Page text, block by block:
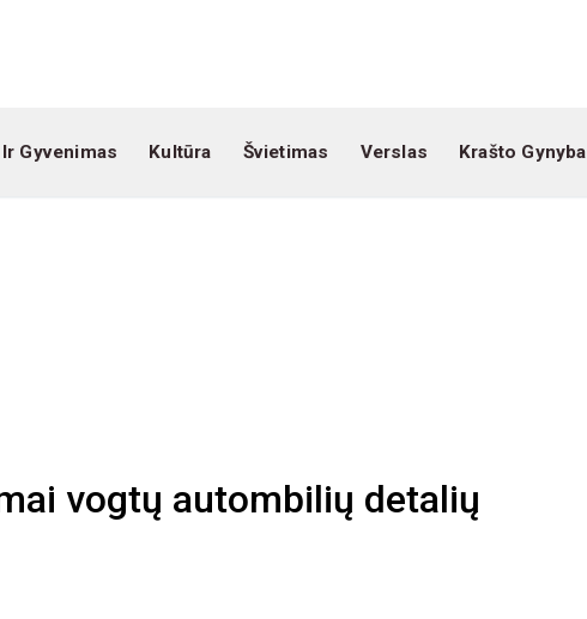
Gyvenimas Kultūra Švietimas Verslas Krašto Gynyba
vogtų autombilių detalių